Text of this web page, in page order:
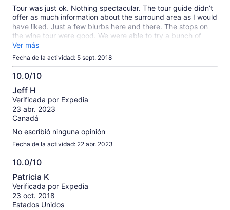
Tour was just ok. Nothing spectacular. The tour guide didn’t
offer as much information about the surround area as I would
have liked. Just a few blurbs here and there. The stops on
the wine tour were good. We were able to try a bunch of
different wines from the area.
Ver más
Fecha de la actividad: 5 sept. 2018
10.0/10
10.0
de
10
Jeff H
Verificada por Expedia
23 abr. 2023
Canadá
No escribió ninguna opinión
Fecha de la actividad: 22 abr. 2023
10.0/10
10.0
de
10
Patricia K
Verificada por Expedia
23 oct. 2018
Estados Unidos